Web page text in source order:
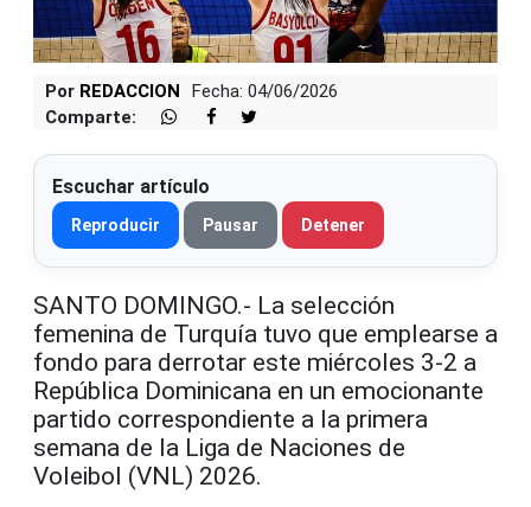
Por REDACCION
Fecha: 04/06/2026
Comparte:
Escuchar artículo
Reproducir Pausar Detener
SANTO DOMINGO.- La selección
femenina de Turquía tuvo que emplearse a
fondo para derrotar este miércoles 3-2 a
República Dominicana en un emocionante
partido correspondiente a la primera
semana de la Liga de Naciones de
Voleibol (VNL) 2026.